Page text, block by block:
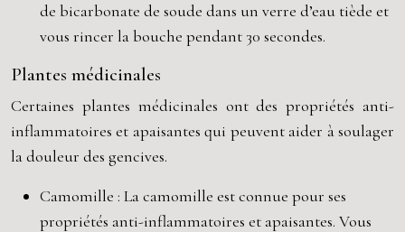
de bicarbonate de soude dans un verre d’eau tiède et
vous rincer la bouche pendant 30 secondes.
Plantes médicinales
Certaines plantes médicinales ont des propriétés anti-
inflammatoires et apaisantes qui peuvent aider à soulager
la douleur des gencives.
Camomille : La camomille est connue pour ses
propriétés anti-inflammatoires et apaisantes. Vous